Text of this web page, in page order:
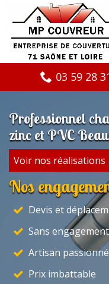
03 59 28
Professionnel
zinc et PVC
Voir nos réalisations
Nos
Devis et
Sans engagement
Artisan passionné
Prix imbattable